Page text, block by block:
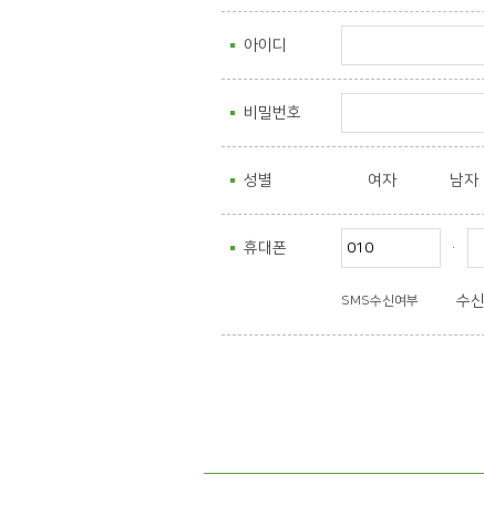
아이디
비밀번호
성별 여자 남자
휴대폰 ·
SMS수신여부 수신